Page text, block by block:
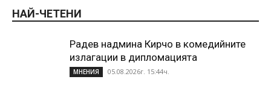
НАЙ-ЧЕТЕНИ
Радев надмина Кирчо в комедийните
излагации в дипломацията
МНЕНИЯ 05.08.2026г. 15:44ч.